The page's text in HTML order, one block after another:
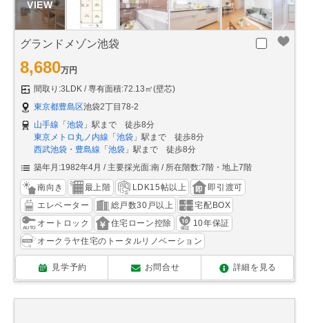
グランドメゾン池袋
8,680万円
間取り:3LDK
専有面積:72.13㎡(壁芯)
東京都豊島区池袋2丁目78-2
山手線 「 池袋 」駅まで 徒歩8分
東京メトロ丸ノ内線 「 池袋 」駅まで 徒歩8分
西武池袋・豊島線 「 池袋 」駅まで 徒歩8分
築年月:1982年4月
主要採光面:南 所在階数:7階・地上7階
南向き 最上階 LDK15帖以上
即引渡可
エレベーター
総戸数30戸以上
宅配BOX
オートロック
住宅ローン控除
10年保証
オークラヤ住宅のトータルリノベーション
見学予約 お問合せ 詳細を見る